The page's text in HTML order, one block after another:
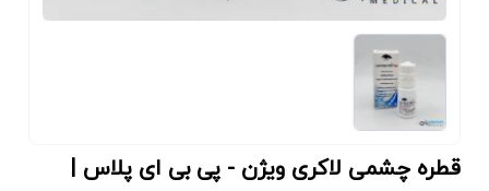
قطره چشمی لاکری ویژن - پی بی ای پلاس |